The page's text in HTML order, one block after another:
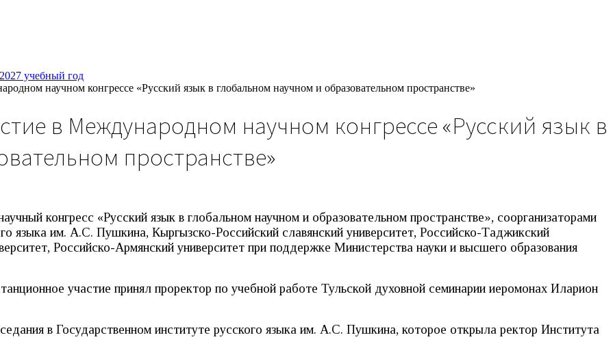
учебный год
научном конгрессе «Русский язык в глобальном научном и образовательном пространстве»
в Международном научном конгрессе «Русский язык в
пространстве»
конгресс «Русский язык в глобальном научном и образовательном пространстве», соорганизаторами
языка им. А.С. Пушкина, Кыргызско-Российский славянский университет, Российско-Таджикский
Российско-Армянский университет при поддержке Министерства науки и высшего образования
участие принял проректор по учебной работе Тульской духовной семинарии иеромонах Иларион
в Государственном институте русского языка им. А.С. Пушкина, которое открыла ректор Института